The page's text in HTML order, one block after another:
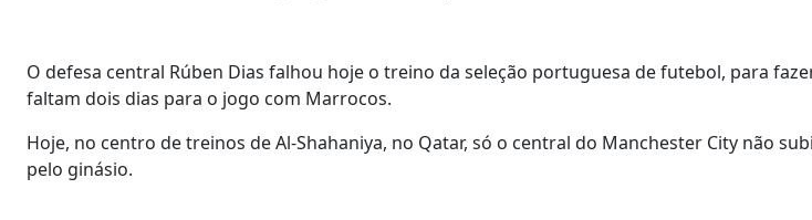
O defesa central Rúben Dias falhou hoje o treino da seleção portuguesa de futebol, para
faltam dois dias para o jogo com Marrocos.
Hoje, no centro de treinos de Al-Shahaniya, no Qatar, só o central do Manchester City não
pelo ginásio.